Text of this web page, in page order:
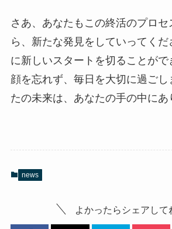
さあ、あなたもこの終活のプロ
ら、新たな発見をしていってくだ
に新しいスタートを切ることがで
顔を忘れず、毎日を大切に過ごし
たの未来は、あなたの手の中にあ
news
よかったらシェアして